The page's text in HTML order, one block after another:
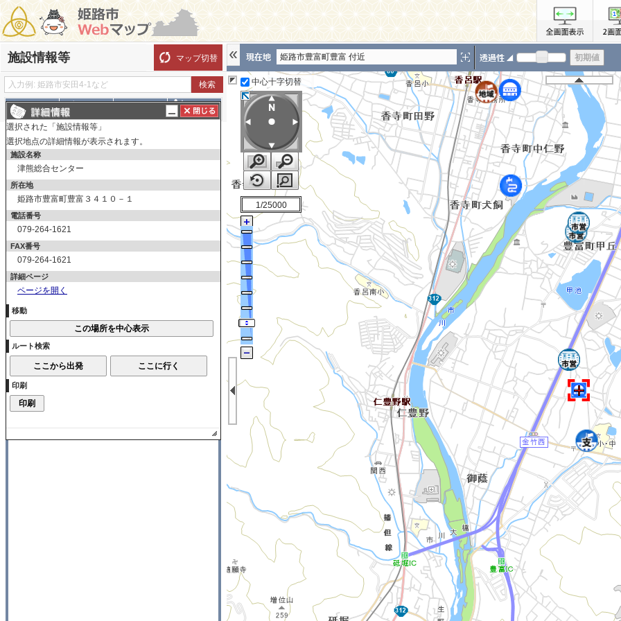
施設情報等 マップ切替
探す ルート
表示切替
施設情報等
市役所本庁舎
地域事務所
支所・出張所
暮らしの施設
美化・衛生センター
上・下水道関連施設
霊園
国・県の施設
その他の市の施設
姫路市豊富町豊富 付近
中心十字切替
1/25000
選択された「施設情報等」
選択地点の詳細情報が表示されます。
施設名称
津熊総合センター
所在地
姫路市豊富町豊富３４１０－１
電話番号
079-264-1621
FAX番号
079-264-1621
詳細ページ
ページを開く
移動
ルート検索
印刷